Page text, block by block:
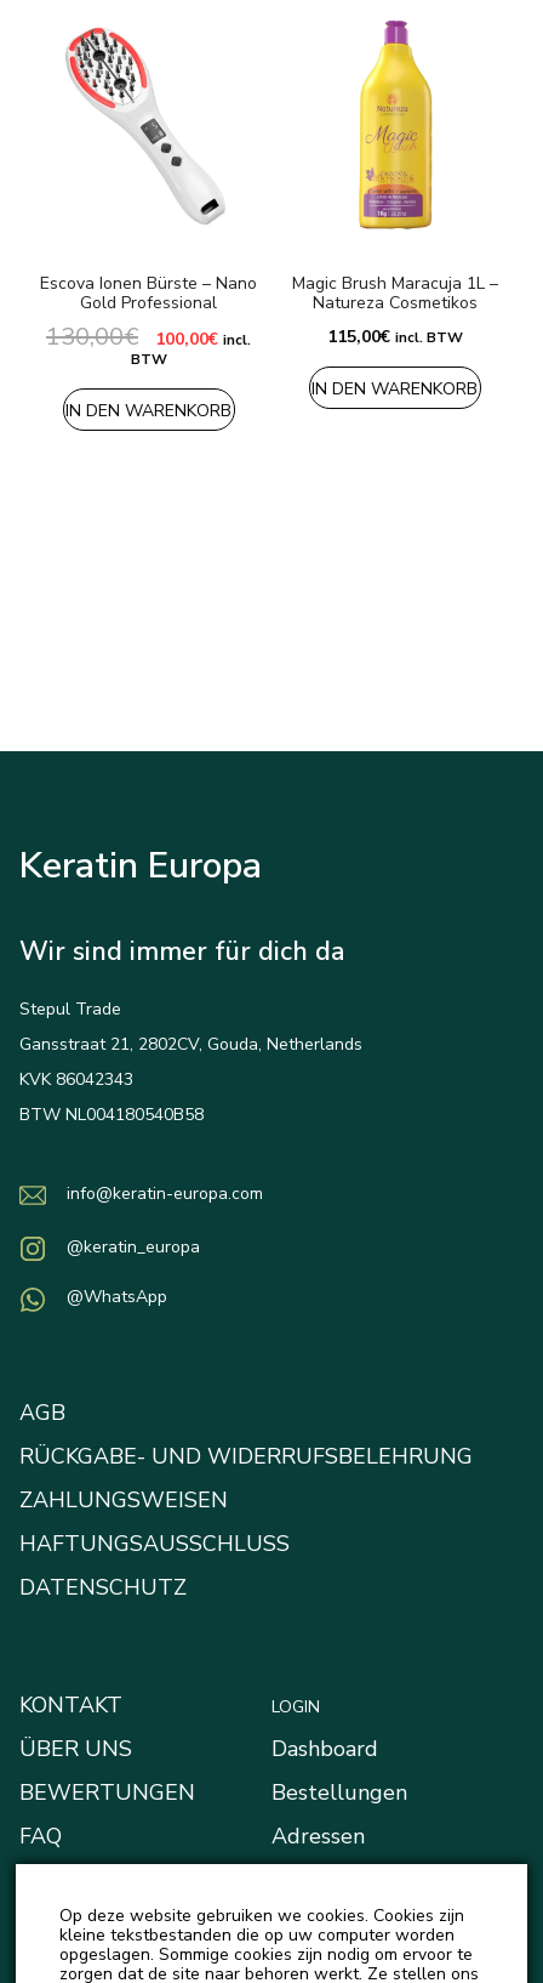
Escova Ionen Bürste – Nano
Gold Professional
130,00€ Ursprünglicher
Preis
130,00€
100,00€Aktueller
100,00€.
incl.
BTW
IN DEN WARENKORB
Magic Brush Maracuja 1L –
Natureza Cosmetikos
115,00€ incl. BTW
IN DEN WARENKORB
Keratin Europa
Wir sind immer für dich da
Stepul Trade
Gansstraat 21, 2802CV, Gouda, Netherlands
KVK 86042343
BTW NL004180540B58
info@keratin-europa.com
@keratin_europa
@WhatsApp
AGB
RÜCKGABE- UND WIDERRUFSBELEHRUNG
ZAHLUNGSWEISEN
HAFTUNGSAUSSCHLUSS
DATENSCHUTZ
KONTAKT
ÜBER UNS
BEWERTUNGEN
FAQ
NEUIGKEITEN
LOGIN
Dashboard
Bestellungen
Adressen
Mein Portemonnaie
Kontodetails
Op deze website gebruiken we cookies. Cookies zijn
kleine tekstbestanden die op uw computer worden
opgeslagen. Sommige cookies zijn nodig om ervoor te
zorgen dat de site naar behoren werkt. Ze stellen ons